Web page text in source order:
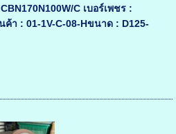
C เบอร์เพชร :
ค้า : 01-1V-C-08-Hขนาด : D125-